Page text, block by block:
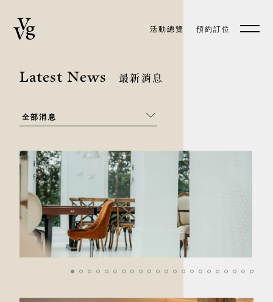
活動總覽 預約訂位
預約訂位 EN
Latest News 最新消息